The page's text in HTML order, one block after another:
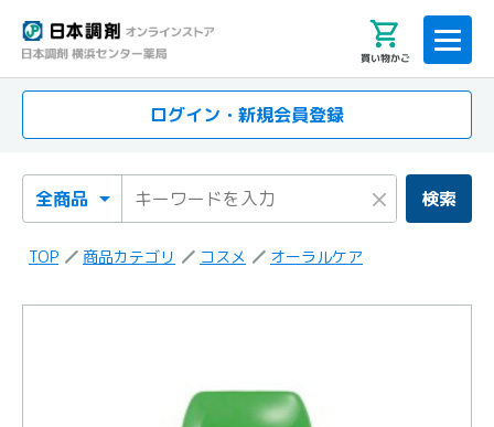
買い物かご
ログイン・新規会員登録
検索カテゴリ
検索キーワード × 検索
TOP 商品カテゴリ コスメ オーラルケア